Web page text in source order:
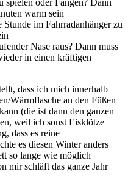
warm sein
Stunde im Fahrradanhänger zu
Nase raus? Dann muss
in einen kräftigen
dass ich mich innerhalb
Wärmflasche an den Füßen
(die ist dann den ganzen
weil ich sonst Eisklötze
dass es reine
es diesen Winter anders
so lange wie möglich
mir schläft das ganze Jahr